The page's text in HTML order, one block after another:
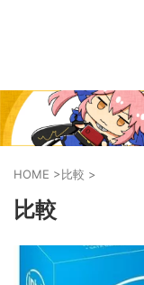
HOME >比較 >
比較